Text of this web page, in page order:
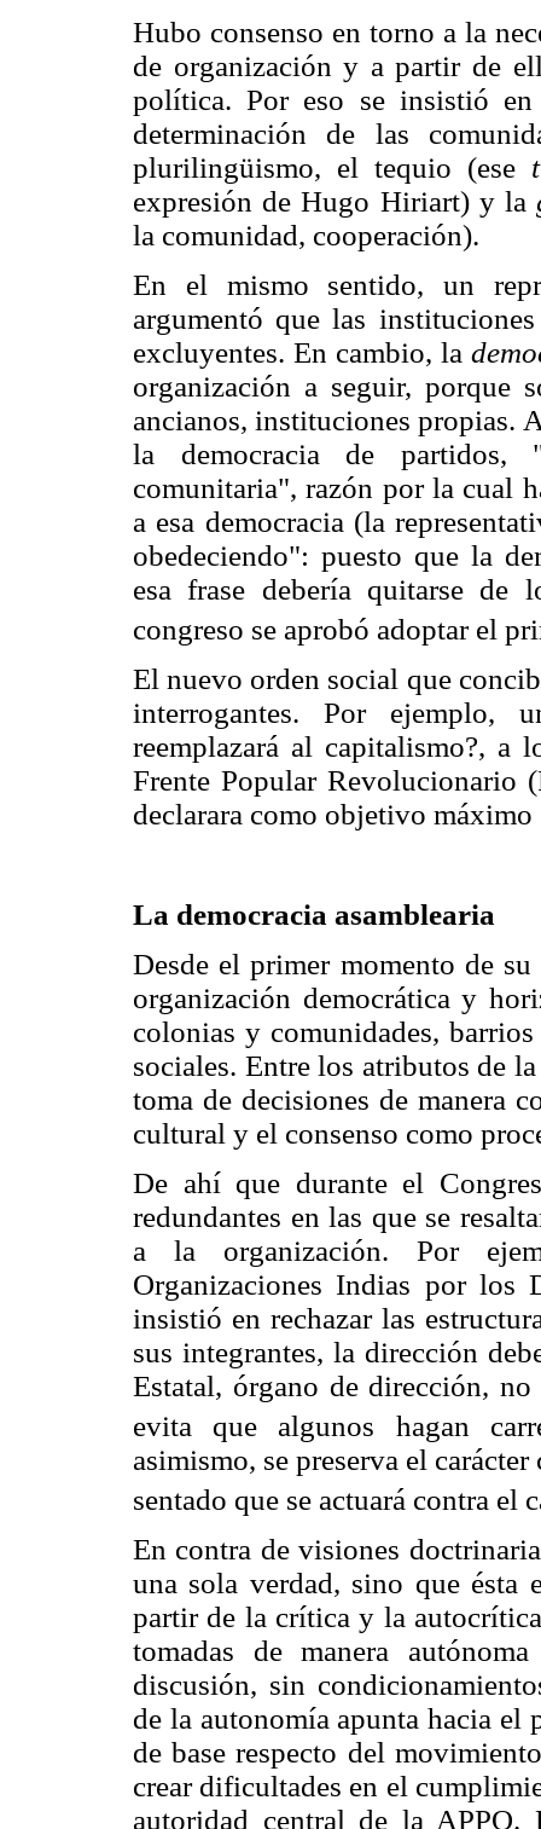
Hubo consenso en torno a la
de organización y a partir de
política. Por eso se insistió
determinación de las
plurilingüismo, el tequio (ese
expresión de Hugo Hiriart) y la
la comunidad, cooperación).
En el mismo sentido, un
argumentó que las
excluyentes. En cambio, la
organización a seguir, porque
ancianos, instituciones propias.
la democracia de partidos,
comunitaria", razón por la cual
a esa democracia (la
obedeciendo": puesto que la
esa frase debería quitarse
congreso se aprobó adoptar el
El nuevo orden social que
interrogantes. Por ejemplo,
reemplazará al capitalismo?, a
Frente Popular Revolucionario
declarara como objetivo
La democracia asamblearia
Desde el primer momento de
organización democrática y
colonias y comunidades,
sociales. Entre los atributos de
toma de decisiones de manera
cultural y el consenso como
De ahí que durante el
redundantes en las que se
a la organización. Por
Organizaciones Indias por los
insistió en rechazar las
sus integrantes, la dirección
Estatal, órgano de dirección,
evita que algunos hagan
asimismo, se preserva el
sentado que se actuará contra
En contra de visiones
una sola verdad, sino que ésta
partir de la crítica y la
tomadas de manera
discusión, sin
de la autonomía apunta hacia el
de base respecto del
crear dificultades en el
autoridad central de la APPO.